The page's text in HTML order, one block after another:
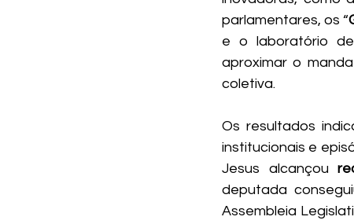
parlamentares, os “
e o laboratório
aproximar o
coletiva.
Os resultados
institucionais e
Jesus alcançou
deputada
Assembleia